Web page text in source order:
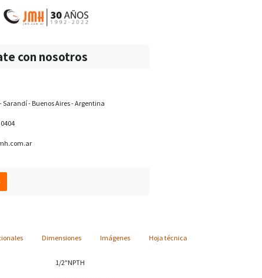
con nosotros
Sarandí - Buenos Aires - Argentina
Dimensiones Imágenes Hoja técnica
1/2"NPTH